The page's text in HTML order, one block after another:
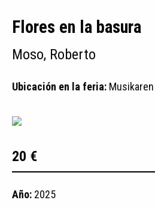
Flores en la basura
Moso, Roberto
Ubicación en la feria:
20 €
Año: 2025